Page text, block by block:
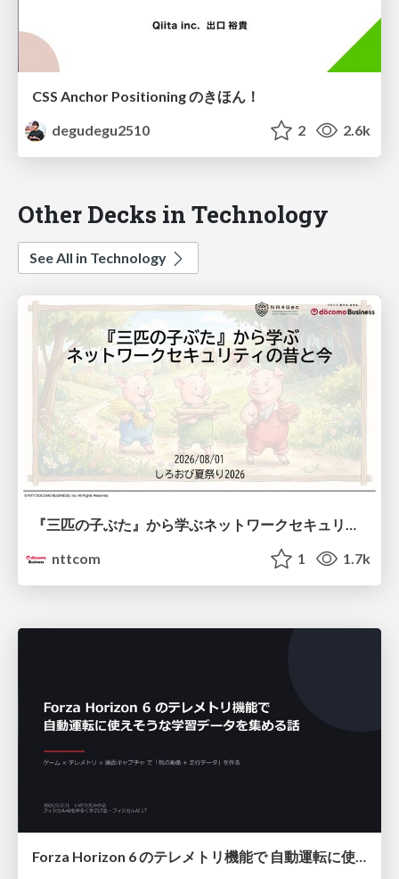
CSS Anchor Positioning のきほん！
degudegu2510
2 2.6k
Other Decks in Technology
See All in Technology
nttcom
1 1.7k
Forza Horizon 6 のテレメトリ機能で 自動運転に使えそうな学習データを集める話